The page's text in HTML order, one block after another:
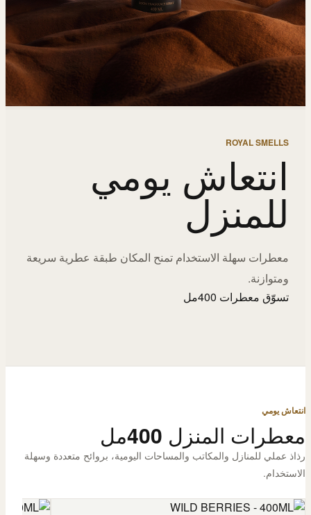
ROYAL SMELLS
انتعاش يومي
للمنزل
معطرات سهلة الاستخدام تمنح المكان طبقة عطرية سريعة
ومتوازنة.
تسوّق معطرات 400مل
انتعاش يومي
معطرات المنزل 400مل
رذاذ عملي للمنازل والمكاتب والمساحات اليومية، بروائح متعددة وسهلة
الاستخدام.